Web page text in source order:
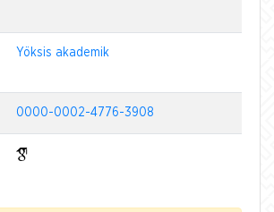
Yöksis akademik
0000-0002-4776-3908